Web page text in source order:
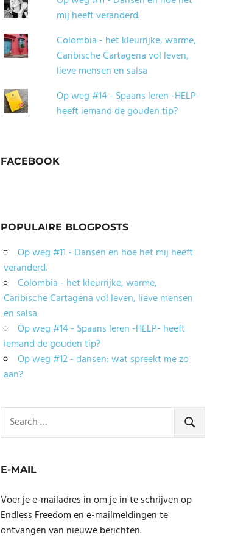
mij heeft veranderd.
Colombia - het kleurrijke, warme,
Caribische Cartagena vol leven,
lieve mensen en salsa
Op weg #14 - Spaans leren -HELP-
heeft iemand de gouden tip?
FACEBOOK
POPULAIRE BLOGPOSTS
Op weg #11 - Dansen en hoe het mij heeft
veranderd.
Colombia - het kleurrijke, warme,
Caribische Cartagena vol leven, lieve mensen
en salsa
Op weg #14 - Spaans leren -HELP- heeft
iemand de gouden tip?
Op weg #12 - dansen: wat spreekt me zo
aan?
for:
SEARCH
E-MAIL
Voer je e-mailadres in om je in te schrijven op
Endless Freedom en e-mailmeldingen te
ontvangen van nieuwe berichten.